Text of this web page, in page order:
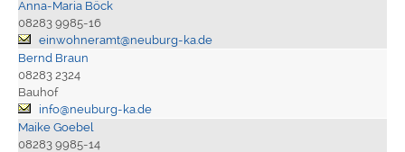
Anna-Maria Böck
08283 9985-16
einwohneramt@neuburg-ka.de
Bernd Braun
08283 2324
Bauhof
info@neuburg-ka.de
Maike Goebel
08283 9985-14